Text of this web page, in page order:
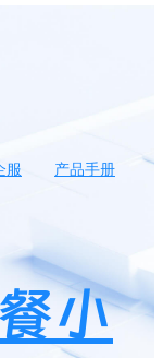
服
产品手册
小